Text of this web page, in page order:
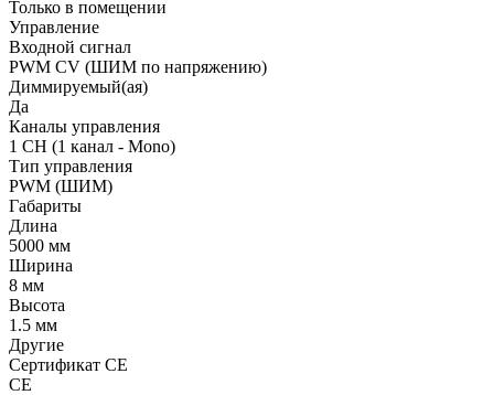
Только в помещении
Управление
Входной сигнал
PWM СV (ШИМ по напряжению)
Диммируемый(ая)
Да
Каналы управления
1 CH (1 канал - Mono)
Тип управления
PWM (ШИМ)
Габариты
Длина
5000 мм
Ширина
8 мм
Высота
1.5 мм
Другие
Сертификат CE
CE